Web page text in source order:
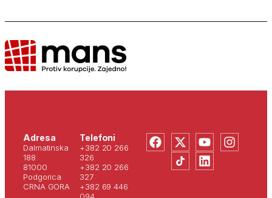
Adresa
Dalmatinska
188
81000
Podgorica
CRNA GORA
Telefoni
+382 20 266
326
+382 20 266
327
+382 69 446
094